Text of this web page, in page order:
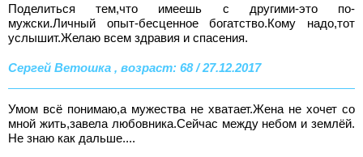
Поделиться тем,что имеешь с другими-это по-
мужски.Личный опыт-бесценное богатство.Кому надо,тот
услышит.Желаю всем здравия и спасения.
Сергей Ветошка , возраст: 68 / 27.12.2017
Умом всё понимаю,а мужества не хватает.Жена не хочет со
мной жить,завела любовника.Сейчас между небом и землёй.
Не знаю как дальше....